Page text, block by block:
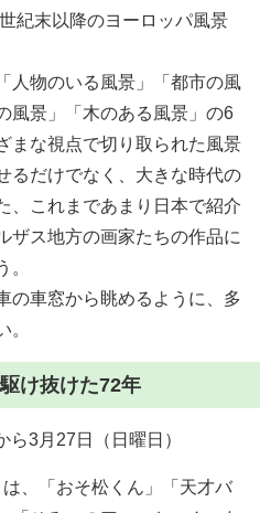
紀末以降のヨーロッパ風景
人物のいる風景」「都市の風
風景」「木のある風景」の6
まな視点で切り取られた風景
るだけでなく、大きな時代の
、これまであまり日本で紹介
ザス地方の画家たちの作品に
。
の車窓から眺めるように、多
。
け抜けた72年
3月27日（日曜日）
、「おそ松くん」「天才バ